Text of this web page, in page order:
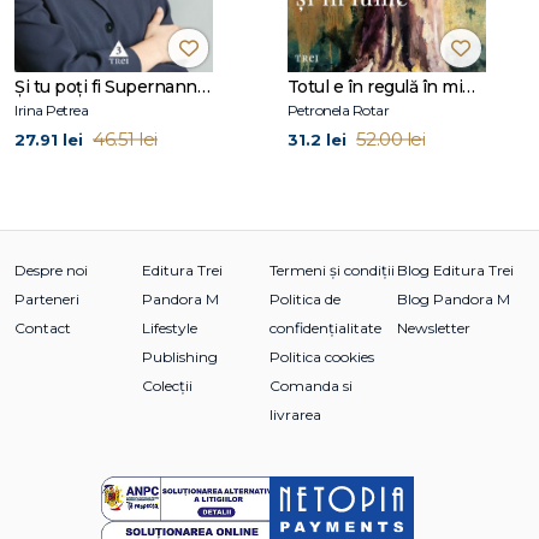
Este membru activ al British Association for Counselling and
Psychotherapy (BACP). Mai multe informații puteți găsi pe
www.jonathanhoban.com.
Şi tu poţi fi Supernanny 1
Irina Petrea
27.91 lei 46.51 lei
Totul e în regulă în mine și în lume
Petronela Rotar
31.2 lei 52.00 lei
Despre noi
Parteneri
Contact
Editura Trei
Pandora M
Lifestyle
Publishing
Colecții
Termeni și condiții
Politica de
confidențialitate
Politica cookies
Comanda si
livrarea
Blog Editura Trei
Blog Pandora M
Newsletter